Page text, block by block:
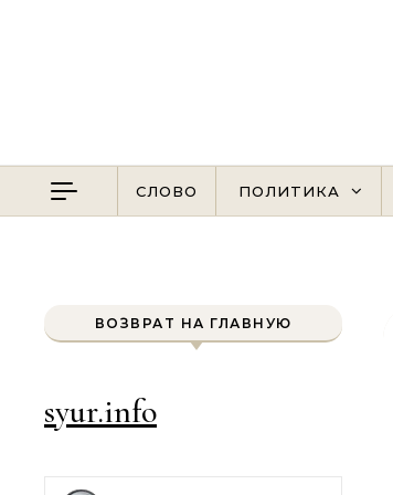
СЛОВО ПОЛИТИКА
ВОЗВРАТ НА ГЛАВНУЮ
syur.info